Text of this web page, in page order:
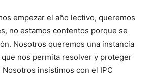
empezar el año lectivo, queremos
no estamos contentos porque se
Nosotros queremos una instancia
nos permita resolver y proteger
insistimos con el IPC